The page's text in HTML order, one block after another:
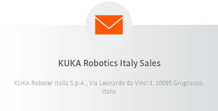
KUKA Robotics Italy Sales
KUKA Roboter Italia S.p.A., Via Leonardo da Vinci 3, 10095 Grugliasco,
Italia